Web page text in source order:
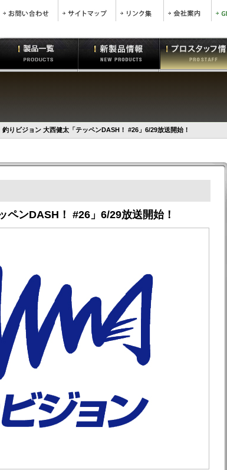
釣りビジョン 大西健太「テッペンDASH！ #26」6/29放送開始！
ペンDASH！ #26」6/29放送開始！